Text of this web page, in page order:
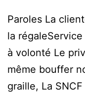
Paroles La
la
à volonté Le
même bouffer
graille, La